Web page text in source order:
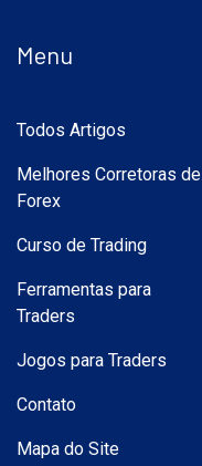
Menu
Todos Artigos
Melhores Corretoras de
Forex
Curso de Trading
Ferramentas para
Traders
Jogos para Traders
Contato
Mapa do Site